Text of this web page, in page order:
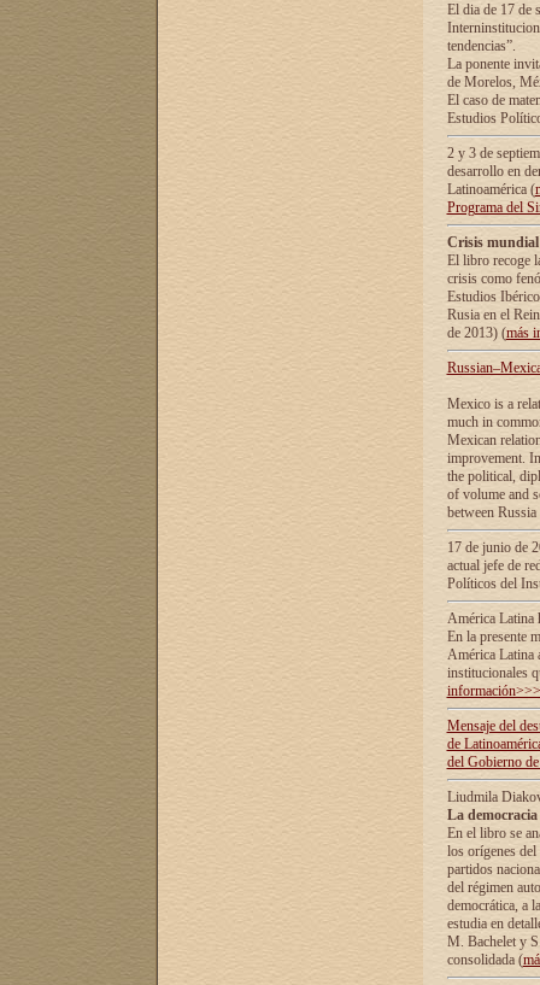
El dia de 17 de
tendencias”.
La ponente
de Morelos,
El caso de
Estudios
2 y 3 de
desarrollo en
Latinoamérica (
Programa del
Crisis
El libro recoge
crisis como
Estudios
Rusia en el
de 2013) (más
Mexico is a
much in
Mexican
improvement.
the political,
of volume and
between
17 de junio de
actual jefe de
Políticos del
América Latina
En la presente
América Latina
institucionales
información>>>
Mensaje del
de
del Gobierno
Liudmila
La
En el libro se
los orígenes
partidos
del régimen
democrática, а
estudia en
М. Bachelet у
consolidada (